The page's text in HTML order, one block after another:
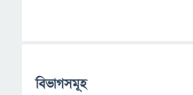
বিভাগসমূহ